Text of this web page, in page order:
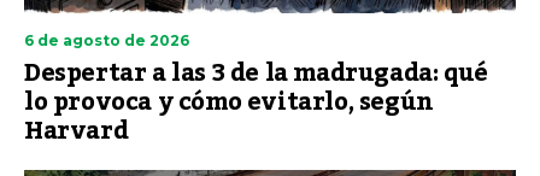
6 de agosto de 2026
Despertar a las 3 de la madrugada: qué
lo provoca y cómo evitarlo, según
Harvard